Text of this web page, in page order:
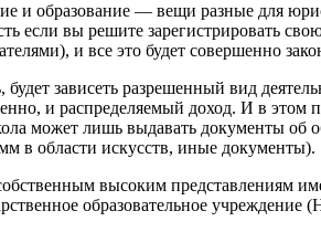
и образование — вещи разные для
если вы решите зарегистрировать
и все это будет совершенно
зависеть разрешенный вид
и распределяемый доход. И в
может лишь выдавать документы об
в области искусств, иные документы).
высоким
образовательное